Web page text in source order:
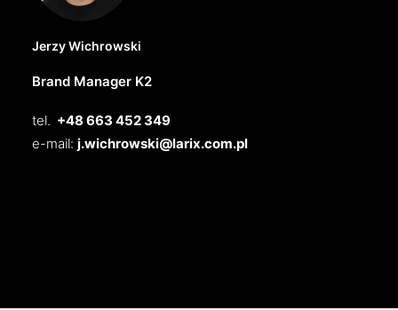
Jerzy Wichrowski
Brand Manager K2
tel. +48 663 452 349
e-mail: j.wichrowski@larix.com.pl